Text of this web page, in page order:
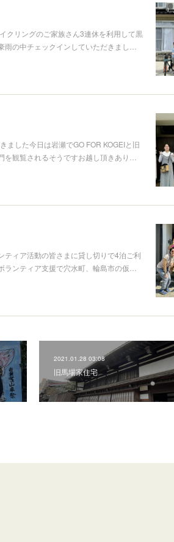
クリングのご家族さん3連休を利用して黒
の中チェックインしていただきまし…
ました今日は岩瀬でGO FOR KOGEIと旧
観覧されるそうですお越し頂きあり…
ィア活動の皆さまに貸し切りで4泊ご利
ンティア支援で穴水町、輪島市の仮…
2021.01.28 03:08
旧馬場家住宅